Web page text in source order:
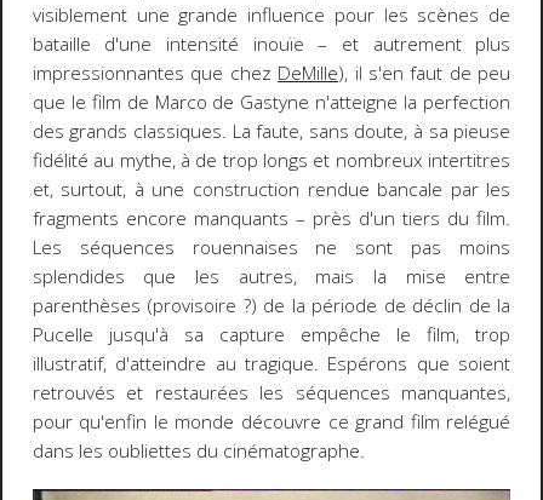
visiblement une grande influence pour les scènes de
bataille d'une intensité inouïe – et autrement plus
impressionnantes que chez DeMille), il s'en faut de peu
que le film de Marco de Gastyne n'atteigne la perfection
des grands classiques. La faute, sans doute, à sa pieuse
fidélité au mythe, à de trop longs et nombreux intertitres
et, surtout, à une construction rendue bancale par les
fragments encore manquants – près d'un tiers du film.
Les séquences rouennaises ne sont pas moins
splendides que les autres, mais la mise entre
parenthèses (provisoire ?) de la période de déclin de la
Pucelle jusqu'à sa capture empêche le film, trop
illustratif, d'atteindre au tragique. Espérons que soient
retrouvés et restaurées les séquences manquantes,
pour qu'enfin le monde découvre ce grand film relégué
dans les oubliettes du cinématographe.